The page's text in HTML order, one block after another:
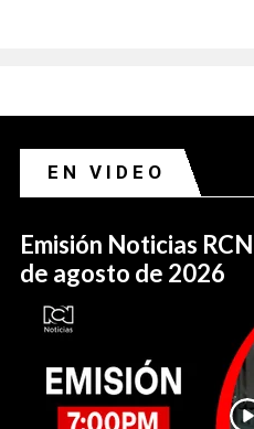
EN VIDEO
Emisión Noticias
de agosto de 2026